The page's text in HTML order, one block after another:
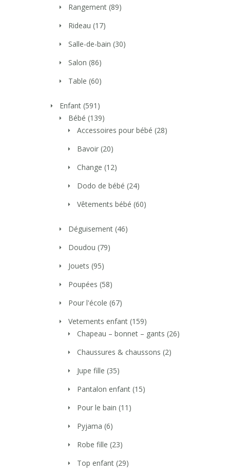
Rangement (89)
Rideau (17)
Salle-de-bain (30)
Salon (86)
Table (60)
Enfant (591)
Bébé (139)
Accessoires pour bébé (28)
Bavoir (20)
Change (12)
Dodo de bébé (24)
Vêtements bébé (60)
Déguisement (46)
Doudou (79)
Jouets (95)
Poupées (58)
Pour l'école (67)
Vetements enfant (159)
Chapeau – bonnet – gants (26)
Chaussures & chaussons (2)
Jupe fille (35)
Pantalon enfant (15)
Pour le bain (11)
Pyjama (6)
Robe fille (23)
Top enfant (29)